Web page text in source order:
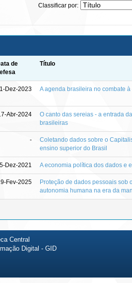
Classificar por:
de
Título
Dez-2023 A agenda brasileira no combate
Abr-2024
O canto das sereias - a entrada
brasileiras
-
Coletando dados sobre o
ensino superior do Brasil
Dez-2021 A economia política dos dados e
Fev-2025
Proteção de dados pessoais sob
autonomia humana na era da
Central
Digital - GID